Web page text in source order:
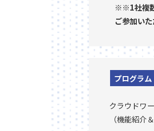
※※1社複
ご参加い
プログラム
クラウドワ
（機能紹介